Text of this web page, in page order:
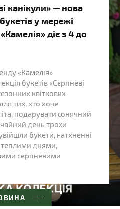
канікули» — нова
у мережі
діє з 4 до
«Камелія»
букетів «Серпневі
квіткових
тих, хто хоче
подарувати сонячний
день трохи
букети, натхненні
теплими днями,
серпневими